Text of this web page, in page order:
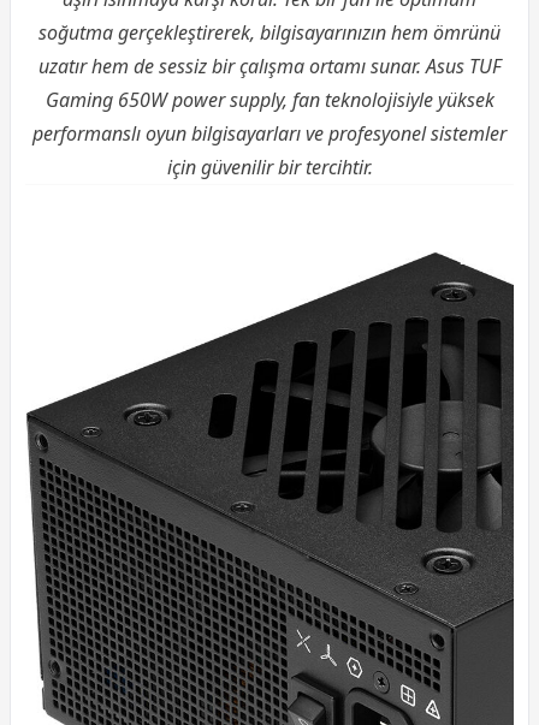
soğutma gerçekleştirerek, bilgisayarınızın hem ömrünü
uzatır hem de sessiz bir çalışma ortamı sunar. Asus TUF
Gaming 650W power supply, fan teknolojisiyle yüksek
performanslı oyun bilgisayarları ve profesyonel sistemler
için güvenilir bir tercihtir.